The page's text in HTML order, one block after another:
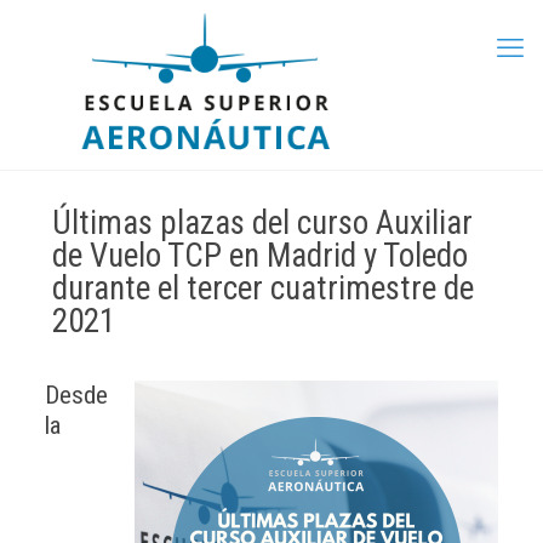
Últimas plazas del curso Auxiliar
de Vuelo TCP en Madrid y Toledo
durante el tercer cuatrimestre de
2021
Desde
la